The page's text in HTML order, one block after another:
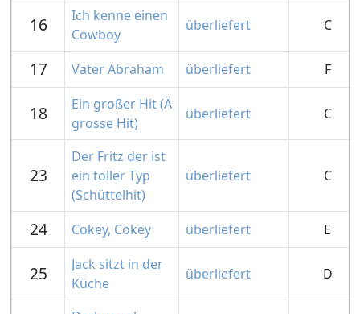
16
Ich kenne einen
Cowboy
überliefert C
17 Vater Abraham überliefert F
18
Ein großer Hit (Ä
grosse Hit)
überliefert C
23
Der Fritz der ist
ein toller Typ
(Schüttelhit)
überliefert C
24 Cokey, Cokey überliefert E
25
Jack sitzt in der
Küche
überliefert D